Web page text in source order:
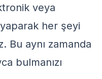
veya
her şeyi
Bu aynı zamanda
bulmanızı